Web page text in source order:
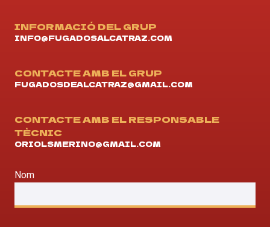
INFORMACIÓ DEL GRUP
INFO@FUGADOSALCATRAZ.COM
CONTACTE AMB EL GRUP
FUGADOSDEALCATRAZ@GMAIL.COM
CONTACTE AMB EL RESPONSABLE
TÈCNIC
ORIOLSMERINO@GMAIL.COM
Nom